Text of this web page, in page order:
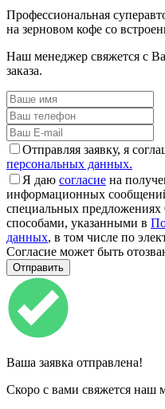
Профессиональная
на зерновом кофе со
Наш менеджер свяжется с
заказа.
Отправляя заявку, я
персональных данных.
Я даю согласие на
информационных
специальных
способами, указанными в
данных, в том числе по
Согласие может быть
Ваша заявка отправлена!
Скоро с вами свяжется наш